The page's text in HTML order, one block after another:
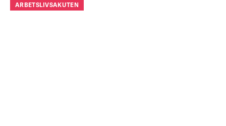
ARBETSLIVSAKUTEN